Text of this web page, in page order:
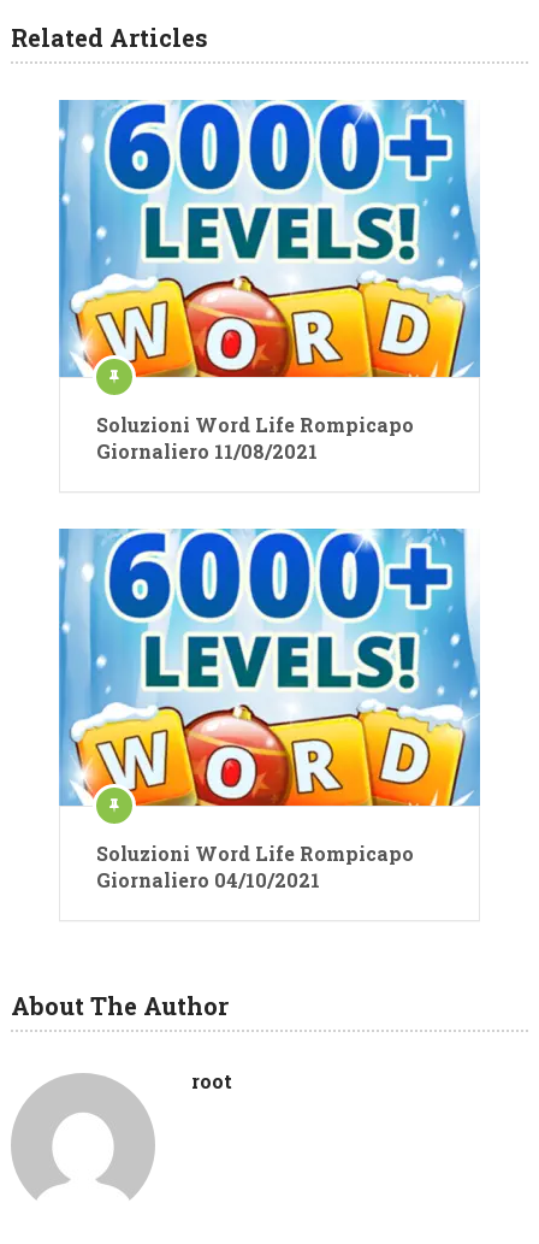
Related Articles
Soluzioni Word Life Rompicapo
Giornaliero 11/08/2021
Soluzioni Word Life Rompicapo
Giornaliero 04/10/2021
About The Author
root